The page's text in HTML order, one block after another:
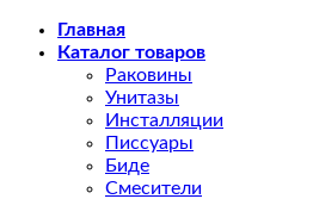
Skip
Главная
Каталог товаров
Раковины
Унитазы
Инсталляции
Писсуары
Биде
Смесители